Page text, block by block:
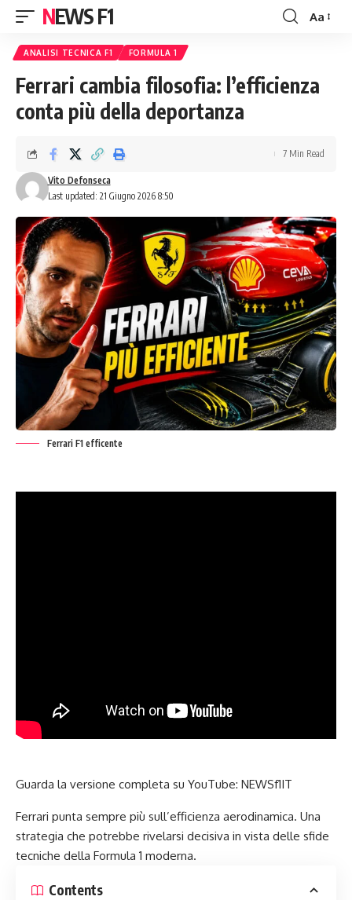
NEWS F1
Font
Aa
ANALISI TECNICA F1 FORMULA 1
Ferrari cambia filosofia: l’efficienza
conta più della deportanza
Last updated: 21 Giugno 2026 8:50
Vito Defonseca
7 Min Read
Ferrari F1 efficente
Guarda la versione completa su YouTube: NEWSf1IT
Ferrari punta sempre più sull’efficienza aerodinamica. Una
strategia che potrebbe rivelarsi decisiva in vista delle sfide
tecniche della Formula 1 moderna.
Contents